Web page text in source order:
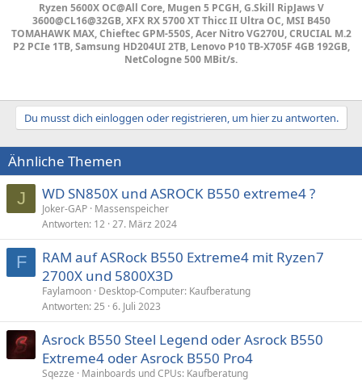
Ryzen 5600X OC@All Core, Mugen 5 PCGH, G.Skill RipJaws V
3600@CL16@32GB, XFX RX 5700 XT Thicc II Ultra OC, MSI B450
TOMAHAWK MAX, Chieftec GPM-550S, Acer Nitro VG270U, CRUCIAL M.2
P2 PCIe 1TB, Samsung HD204UI 2TB, Lenovo P10 TB-X705F 4GB 192GB,
NetCologne 500 MBit/s.
Du musst dich einloggen oder registrieren, um hier zu antworten.
Ähnliche Themen
J WD SN850X und ASROCK B550 extreme4 ?
Joker-GAP Massenspeicher
Antworten 12 27. März 2024
F
RAM auf ASRock B550 Extreme4 mit Ryzen7
2700X und 5800X3D
Faylamoon Desktop-Computer: Kaufberatung
Antworten 25 6. Juli 2023
Asrock B550 Steel Legend oder Asrock B550
Extreme4 oder Asrock B550 Pro4
Sqezze
Mainboards und CPUs: Kaufberatung